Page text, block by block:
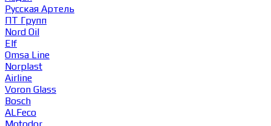
Русская Артель
ПТ Групп
Nord Oil
Elf
Omsa Line
Norplast
Airline
Voron Glass
Bosch
ALFeco